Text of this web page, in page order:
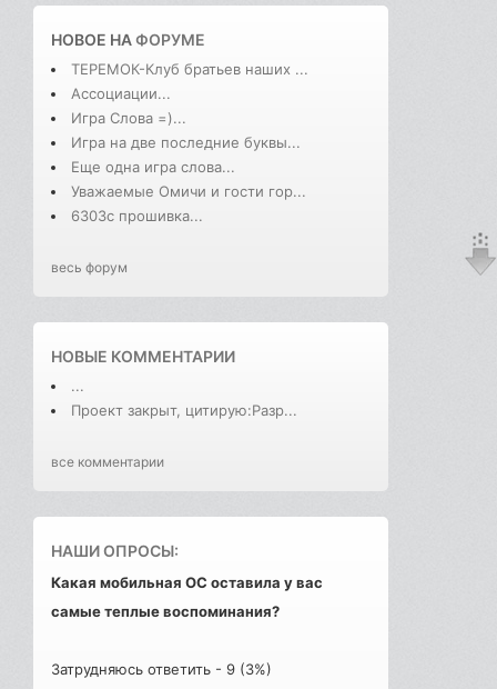
НОВОЕ НАФОРУМЕ
ТЕРЕМОК-Клуб братьев наших ...
Ассоциации...
Игра Слова =)...
Игра на две последние буквы...
Еще одна игра слова...
Уважаемые Омичи и гости гор...
6303с прошивка...
весь форум
НОВЫЕ КОММЕНТАРИИ
...
Проект закрыт, цитирую:Разр...
все комментарии
НАШИ ОПРОСЫ:
Какая мобильная ОС оставила у вас
самые теплые воспоминания?
Затрудняюсь ответить - 9 (3%)